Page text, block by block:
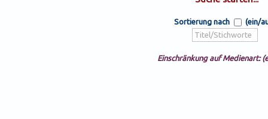
Sortierung nach (ein/
Einschränkung auf Medienart: